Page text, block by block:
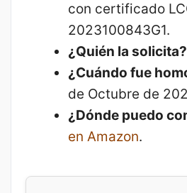
con certificado
2023100843G1.
¿Quién la solicita?
¿Cuándo fue
de Octubre de
¿Dónde puedo
en Amazon.